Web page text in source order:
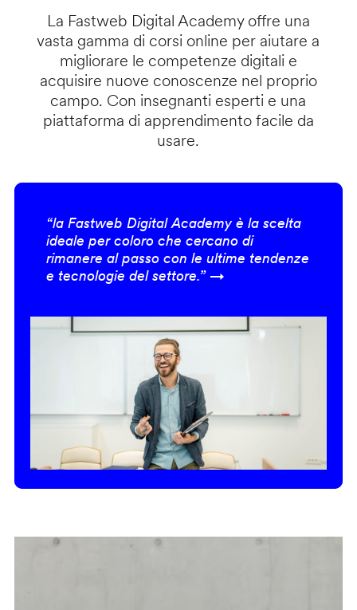
La Fastweb Digital Academy offre una
vasta gamma di corsi online per aiutare a
migliorare le competenze digitali e
acquisire nuove conoscenze nel proprio
campo. Con insegnanti esperti e una
piattaforma di apprendimento facile da
usare.
“la Fastweb Digital Academy è la scelta
ideale per coloro che cercano di
rimanere al passo con le ultime tendenze
e tecnologie del settore.” →